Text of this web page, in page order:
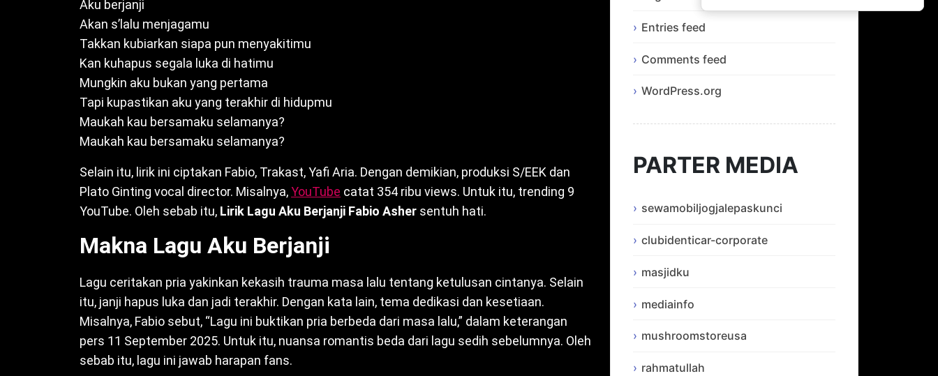
Aku berjanji
Akan s’lalu menjagamu
Takkan kubiarkan siapa pun menyakitimu
Kan kuhapus segala luka di hatimu
Mungkin aku bukan yang pertama
Tapi kupastikan aku yang terakhir di hidupmu
Maukah kau bersamaku selamanya?
Maukah kau bersamaku selamanya?
Selain itu, lirik ini ciptakan Fabio, Trakast, Yafi Aria. Dengan demikian, produksi S/EEK dan
Plato Ginting vocal director. Misalnya,YouTube catat 354 ribu views. Untuk itu, trending 9
YouTube. Oleh sebab itu, Lirik Lagu Aku Berjanji Fabio Asher sentuh hati.
Makna Lagu Aku Berjanji
Lagu ceritakan pria yakinkan kekasih trauma masa lalu tentang ketulusan cintanya. Selain
itu, janji hapus luka dan jadi terakhir. Dengan kata lain, tema dedikasi dan kesetiaan.
Misalnya, Fabio sebut, “Lagu ini buktikan pria berbeda dari masa lalu,” dalam keterangan
pers 11 September 2025. Untuk itu, nuansa romantis beda dari lagu sedih sebelumnya. Oleh
sebab itu, lagu ini jawab harapan fans.
Entries feed
Comments feed
WordPress.org
PARTER MEDIA
sewamobiljogjalepaskunci
clubidenticar-corporate
masjidku
mediainfo
mushroomstoreusa
rahmatullah